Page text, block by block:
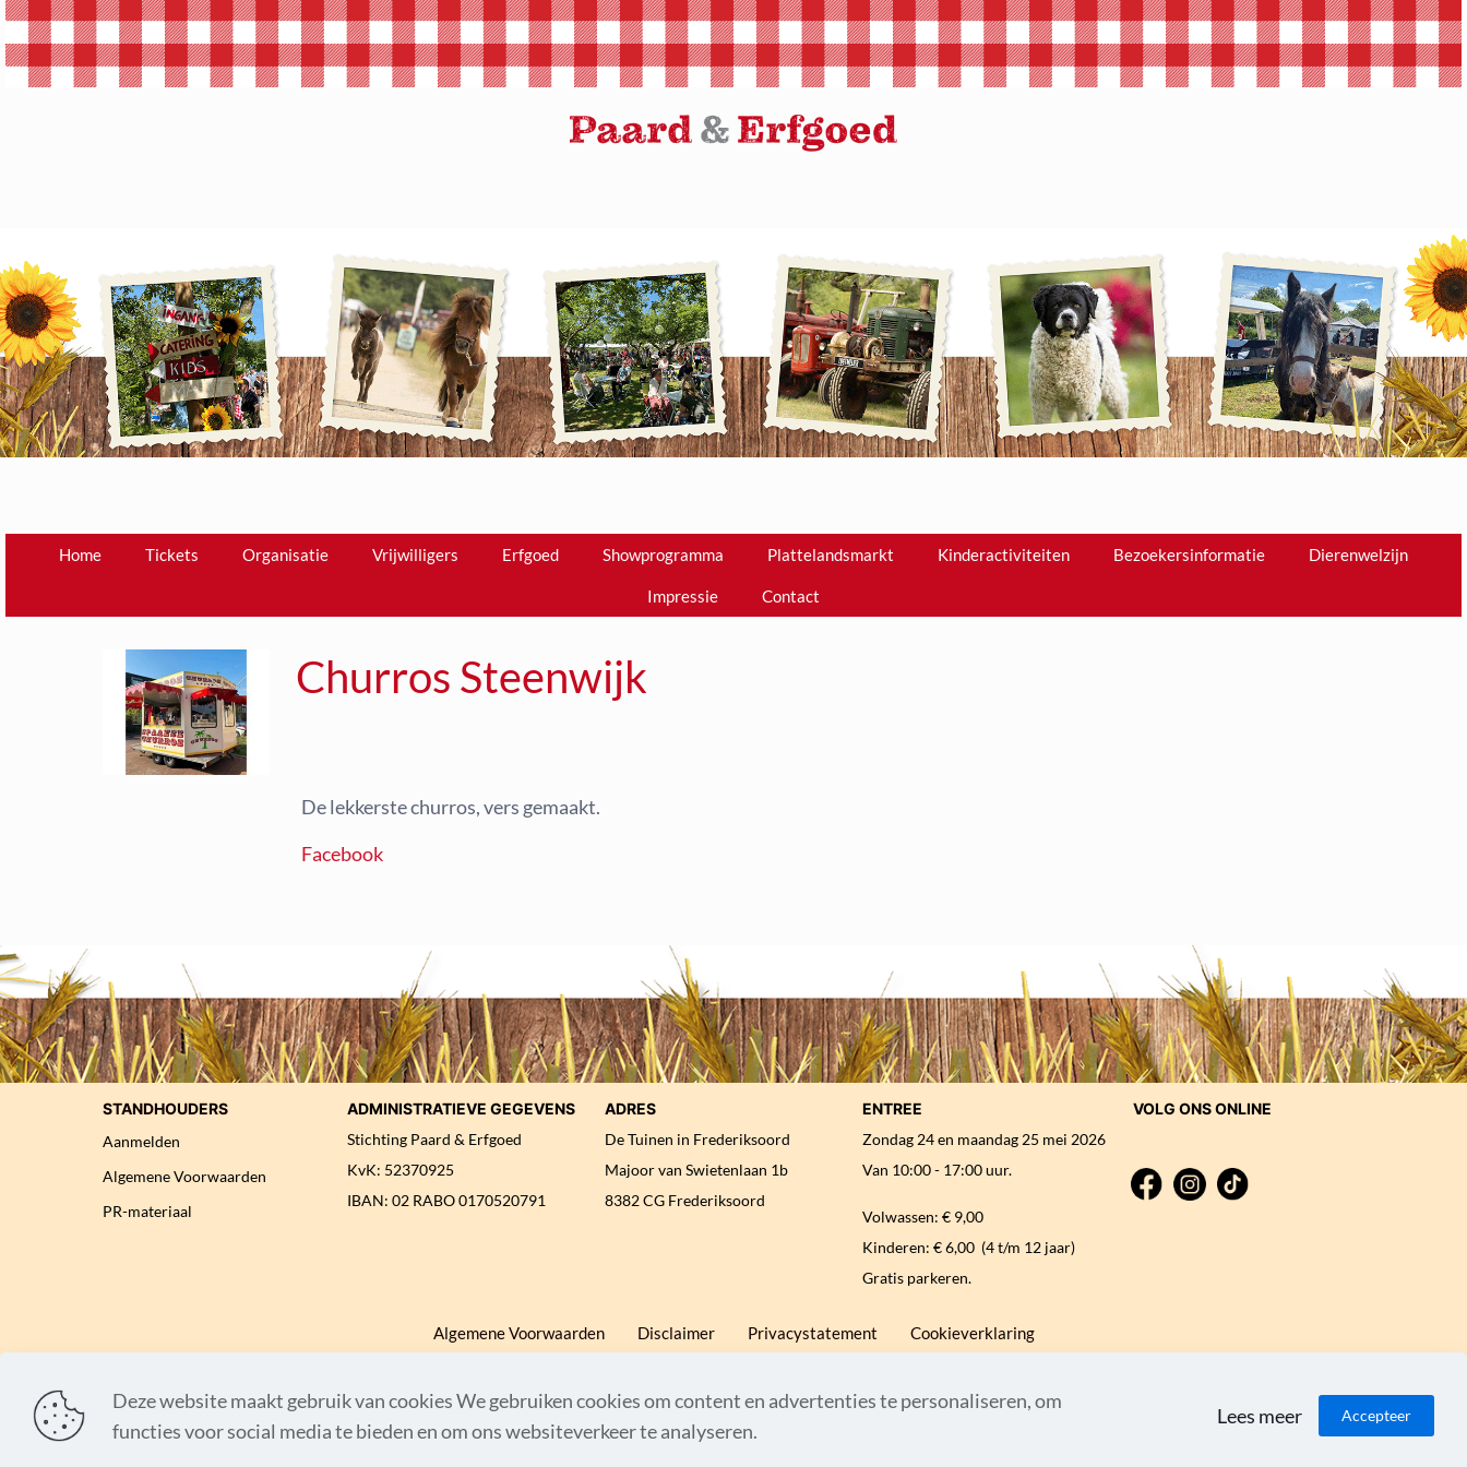
Home Tickets Organisatie Vrijwilligers Erfgoed Showprogramma Plattelandsmarkt Kinderactiviteiten Bezoekersinformatie Dierenwelzijn
Impressie Contact
Churros Steenwijk
De lekkerste churros, vers gemaakt.
Facebook
STANDHOUDERS
Aanmelden
Algemene Voorwaarden
PR-materiaal
ADMINISTRATIEVE GEGEVENS
Stichting Paard & Erfgoed
KvK: 52370925
IBAN: 02 RABO 0170520791
ADRES
De Tuinen in Frederiksoord
Majoor van Swietenlaan 1b
8382 CG Frederiksoord
ENTREE
Zondag 24 en maandag 25 mei 2026
Van 10:00 - 17:00 uur.
Volwassen: € 9,00
Kinderen: € 6,00 (4 t/m 12 jaar)
Gratis parkeren.
VOLG ONS ONLINE
Algemene Voorwaarden Disclaimer Privacystatement Cookieverklaring
© 2007 - 2026 Paard & Erfgoed
Deze website maakt gebruik van cookies We gebruiken cookies om content en advertenties te personaliseren, om
functies voor social media te bieden en om ons websiteverkeer te analyseren.
Lees meer Accepteer